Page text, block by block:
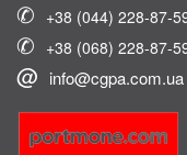
+38 (044) 228-87-
+38 (068) 228-87-
info@cgpa.com.ua